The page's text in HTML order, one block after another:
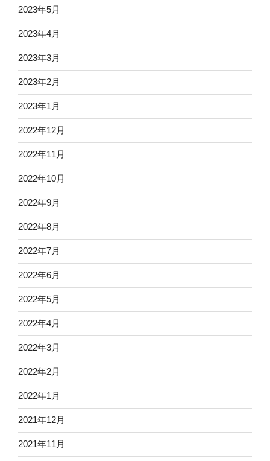
2023年5月
2023年4月
2023年3月
2023年2月
2023年1月
2022年12月
2022年11月
2022年10月
2022年9月
2022年8月
2022年7月
2022年6月
2022年5月
2022年4月
2022年3月
2022年2月
2022年1月
2021年12月
2021年11月